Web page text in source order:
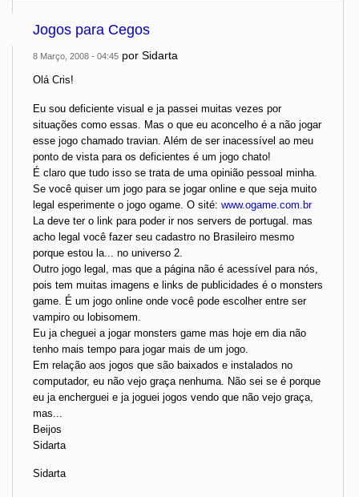
Jogos para Cegos
8 Março, 2008 - 04:45 por Sidarta
Olá Cris!
Eu sou deficiente visual e ja passei muitas vezes por
situações como essas. Mas o que eu aconcelho é a não jogar
esse jogo chamado travian. Além de ser inacessível ao meu
ponto de vista para os deficientes é um jogo chato!
É claro que tudo isso se trata de uma opinião pessoal minha.
Se você quiser um jogo para se jogar online e que seja muito
legal esperimente o jogo ogame. O sité: www.ogame.com.br
La deve ter o link para poder ir nos servers de portugal. mas
acho legal você fazer seu cadastro no Brasileiro mesmo
porque estou la... no universo 2.
Outro jogo legal, mas que a página não é acessível para nós,
pois tem muitas imagens e links de publicidades é o monsters
game. É um jogo online onde você pode escolher entre ser
vampiro ou lobisomem.
Eu ja cheguei a jogar monsters game mas hoje em dia não
tenho mais tempo para jogar mais de um jogo.
Em relação aos jogos que são baixados e instalados no
computador, eu não vejo graça nenhuma. Não sei se é porque
eu ja encherguei e ja joguei jogos vendo que não vejo graça,
mas...
Beijos
Sidarta
Sidarta